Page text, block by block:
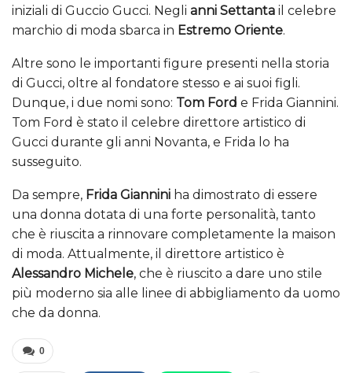
iniziali di Guccio Gucci. Negli anni Settanta il celebre
marchio di moda sbarca in Estremo Oriente.
Altre sono le importanti figure presenti nella storia
di Gucci, oltre al fondatore stesso e ai suoi figli.
Dunque, i due nomi sono: Tom Ford e Frida Giannini.
Tom Ford è stato il celebre direttore artistico di
Gucci durante gli anni Novanta, e Frida lo ha
susseguito.
Da sempre, Frida Giannini ha dimostrato di essere
una donna dotata di una forte personalità, tanto
che è riuscita a rinnovare completamente la maison
di moda. Attualmente, il direttore artistico è
Alessandro Michele, che è riuscito a dare uno stile
più moderno sia alle linee di abbigliamento da uomo
che da donna.
0